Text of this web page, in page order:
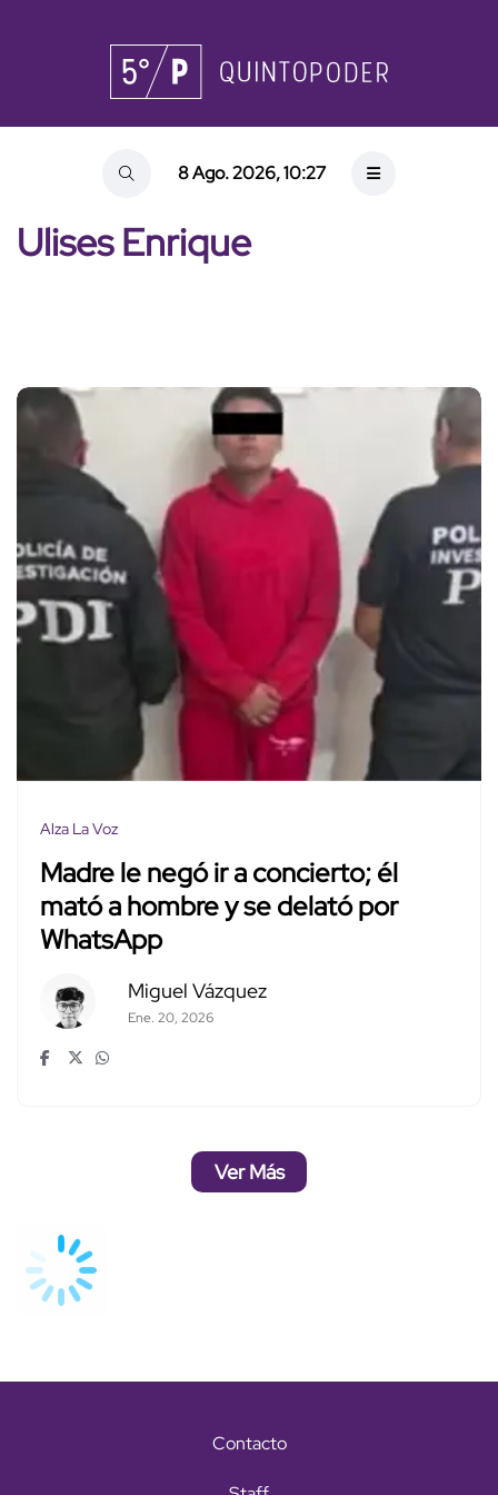
8 Ago. 2026, 10:27
Ulises Enrique
Alza La Voz
Madre le negó ir a concierto; él
mató a hombre y se delató por
WhatsApp
Miguel Vázquez
Ene. 20, 2026
Ver Más
Contacto